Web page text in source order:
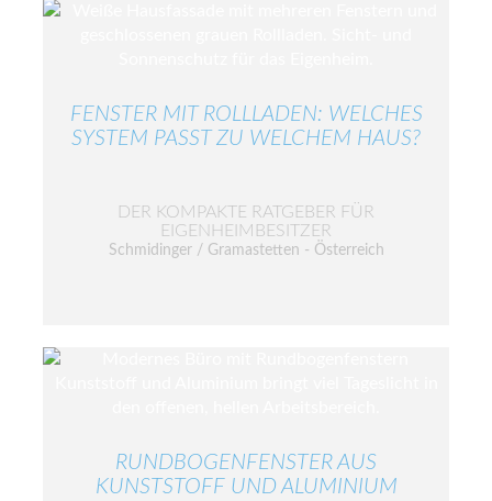
FENSTER MIT ROLLLADEN: WELCHES
SYSTEM PASST ZU WELCHEM HAUS?
DER KOMPAKTE RATGEBER FÜR
EIGENHEIMBESITZER
Schmidinger / Gramastetten - Österreich
RUNDBOGENFENSTER AUS
KUNSTSTOFF UND ALUMINIUM